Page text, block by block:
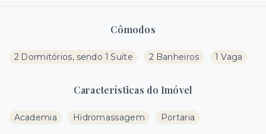
Cômodos
2 Dormitórios, sendo 1 Suíte 2 Banheiros 1 Vaga
Características do Imóvel
Academia Hidromassagem Portaria